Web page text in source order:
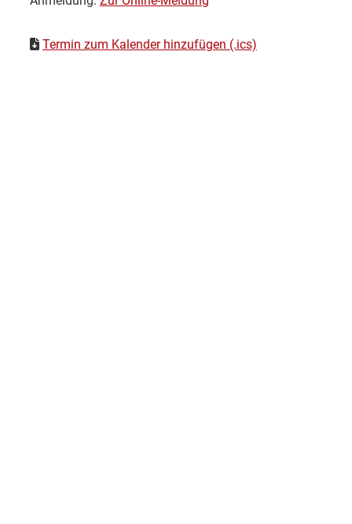
Termin zum Kalender hinzufügen (.ics)